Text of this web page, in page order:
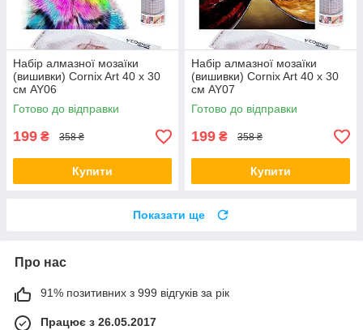
Набір алмазної мозаїки
(вишивки) Cornix Art 40 x 30
см AY06
Готово до відправки
199 ₴ 358 ₴
Купити
Набір алмазної мозаїки
(вишивки) Cornix Art 40 x 30
см AY07
Готово до відправки
199 ₴ 358 ₴
Купити
Показати ще
Про нас
91% позитивних з 999 відгуків за рік
Працює з 26.05.2017